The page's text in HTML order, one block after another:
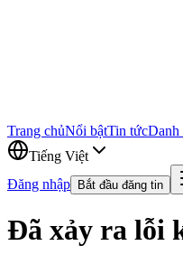
Trang chủNổi bậtTin tứcDanh
Tiếng Việt
Đăng nhập
Bắt đầu đăng tin
Đã xảy ra lỗi